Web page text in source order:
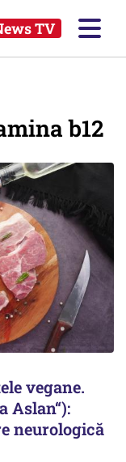
TV
b12
vegane.
Aslan“):
neurologică